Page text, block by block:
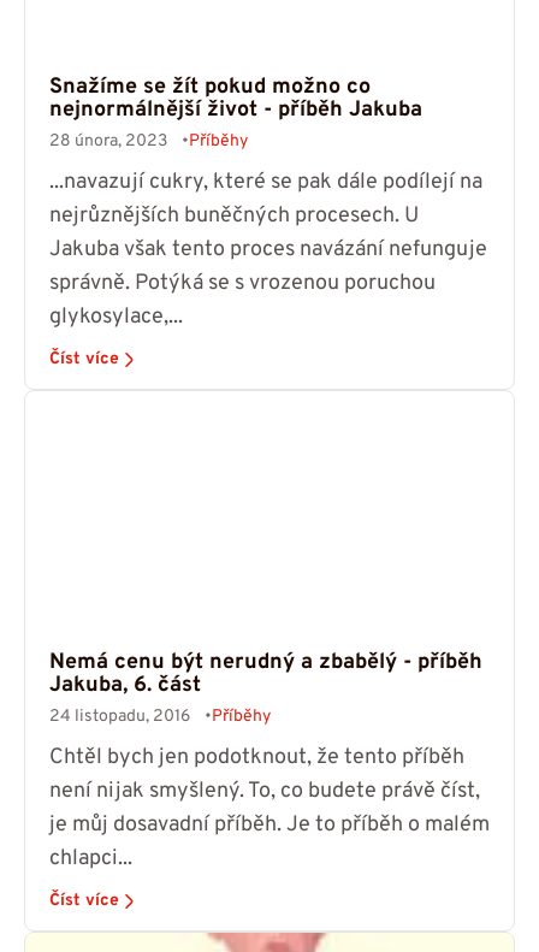
Snažíme se žít pokud možno co
nejnormálnější život - příběh Jakuba
28 února, 2023 Příběhy
...navazují cukry, které se pak dále podílejí na
nejrůznějších buněčných procesech. U
Jakuba však tento proces navázání nefunguje
správně. Potýká se s vrozenou poruchou
glykosylace,...
Číst více
Nemá cenu být nerudný a zbabělý - příběh
Jakuba, 6. část
24 listopadu, 2016 Příběhy
Chtěl bych jen podotknout, že tento příběh
není nijak smyšlený. To, co budete právě číst,
je můj dosavadní příběh. Je to příběh o malém
chlapci...
Číst více